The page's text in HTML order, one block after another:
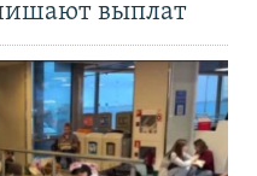
выплат